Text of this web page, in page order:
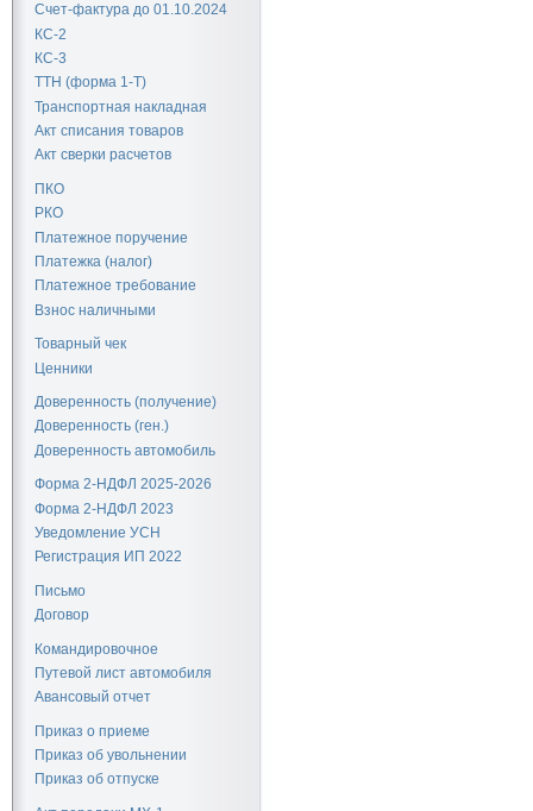
Счет-фактура до 01.10.2024
КС-2
КС-3
ТТН (форма 1-Т)
Транспортная накладная
Акт списания товаров
Акт сверки расчетов
ПКО
РКО
Платежное поручение
Платежка (налог)
Платежное требование
Взнос наличными
Товарный чек
Ценники
Доверенность (получение)
Доверенность (ген.)
Доверенность автомобиль
Форма 2-НДФЛ 2025-2026
Форма 2-НДФЛ 2023
Уведомление УСН
Регистрация ИП 2022
Письмо
Договор
Командировочное
Путевой лист автомобиля
Авансовый отчет
Приказ о приеме
Приказ об увольнении
Приказ об отпуске